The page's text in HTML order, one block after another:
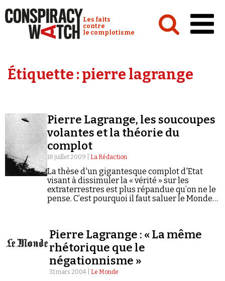
Conspiracy Watch :
Les faits
contre
le complotisme
Analyses
Vidéos
Émissions
Revues de presse
Étiquette :pierre lagrange
Pierre Lagrange, les soucoupes
volantes et la théorie du
complot
18 juillet 2009 | La Rédaction
La thèse d'un gigantesque complot d'Etat
visant à dissimuler la « vérité » sur les
extraterrestres est plus répandue qu’on ne le
pense. C’est pourquoi il faut saluer le Monde
Pierre Lagrange : « La même
rhétorique que le
négationnisme »
31 mars 2004 | Le Monde